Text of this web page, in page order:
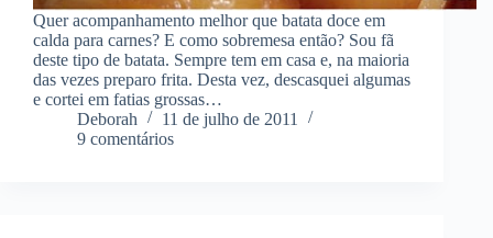
Quer acompanhamento melhor que batata doce em
calda para carnes? E como sobremesa então? Sou fã
deste tipo de batata. Sempre tem em casa e, na maioria
das vezes preparo frita. Desta vez, descasquei algumas
e cortei em fatias grossas…
Deborah
11 de julho de 2011
9 comentários